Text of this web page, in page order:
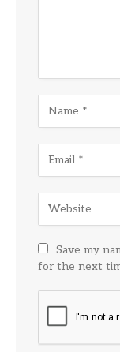
Save my
for the next